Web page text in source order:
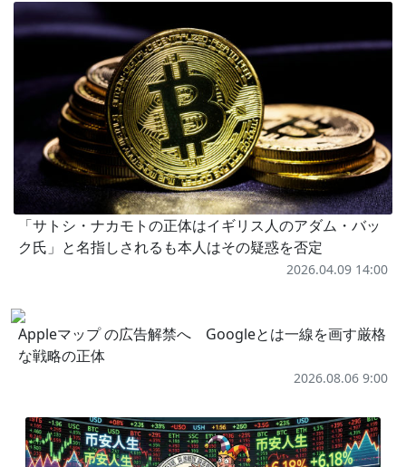
「サトシ・ナカモトの正体はイギリス人のアダム・バッ
ク氏」と名指しされるも本人はその疑惑を否定
2026.04.09 14:00
Appleマップ の広告解禁へ Googleとは一線を画す厳格
な戦略の正体
2026.08.06 9:00